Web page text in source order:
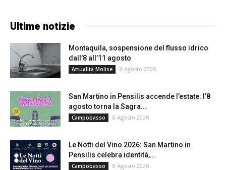
Ultime notizie
Montaquila, sospensione del flusso idrico
dall’8 all’11 agosto
Attualità Molise 8 Agosto 2026
San Martino in Pensilis accende l’estate: l’8
agosto torna la Sagra...
Campobasso 8 Agosto 2026
Le Notti del Vino 2026: San Martino in
Pensilis celebra identità,...
Campobasso 8 Agosto 2026